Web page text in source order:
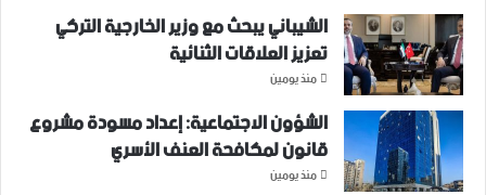
الشيباني يبحث مع وزير الخارجية التركي
تعزيز العلاقات الثنائية
منذ يومين
الشؤون الاجتماعية: إعداد مسودة مشروع
قانون لمكافحة العنف الأسري ‏
منذ يومين